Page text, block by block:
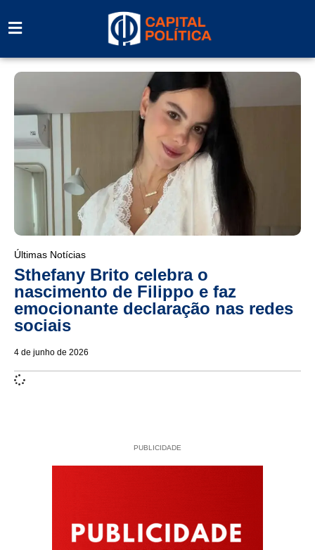
Últimas Notícias
Sthefany Brito celebra o
nascimento de Filippo e faz
emocionante declaração nas redes
sociais
4 de junho de 2026
PUBLICIDADE